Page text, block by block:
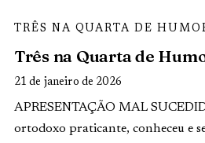
TRÊS NA QUARTA DE
Três na Quarta de
21 de janeiro de 2026
APRESENTAÇÃO MAL
ortodoxo praticante, conheceu e